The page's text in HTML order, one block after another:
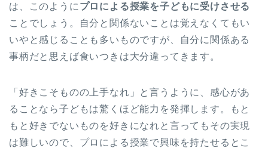
は、このように プロによる授業を子どもに受けさせる
ことでしょう。自分と関係ないことは覚えなくてもい
いやと感じることも多いものですが、自分に関係ある
事柄だと思えば食いつきは大分違ってきます。
「好きこそものの上手なれ」と言うように、感心があ
ることなら子どもは驚くほど能力を発揮します。もと
もと好きでないものを好きになれと言ってもその実現
は難しいので、プロによる授業で興味を持たせるとこ